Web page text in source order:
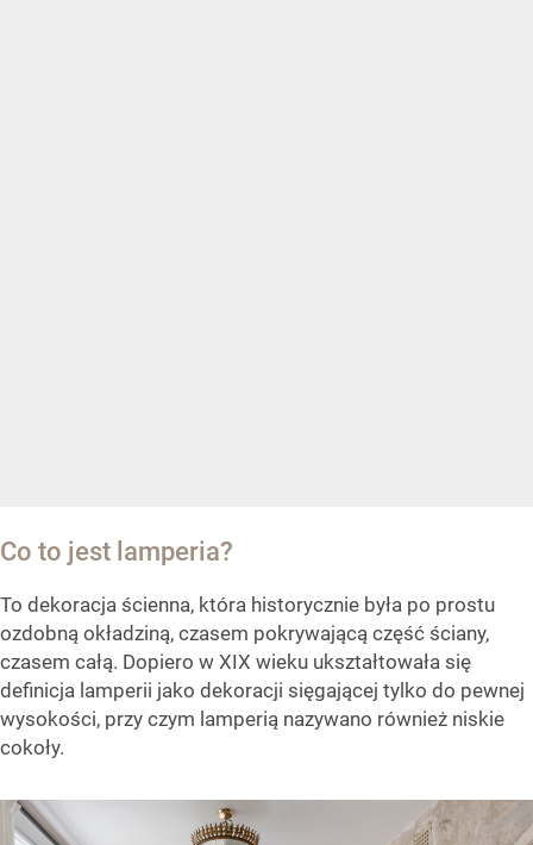
Co to jest lamperia?
To dekoracja ścienna, która historycznie była po prostu
ozdobną okładziną, czasem pokrywającą część ściany,
czasem całą. Dopiero w XIX wieku ukształtowała się
definicja lamperii jako dekoracji sięgającej tylko do pewnej
wysokości, przy czym lamperią nazywano również niskie
cokoły.